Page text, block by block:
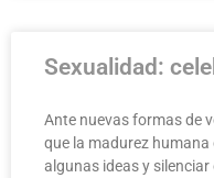
Sexualidad:
Ante nuevas formas de
que la madurez
algunas ideas y